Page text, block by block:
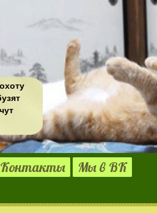
Контакты
Мы в ВК